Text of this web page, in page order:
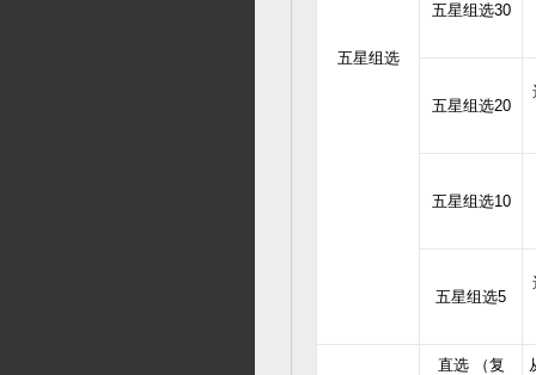
五星组选
五星组选30
五星组选20
五星组选10
五星组选5
直选 （复